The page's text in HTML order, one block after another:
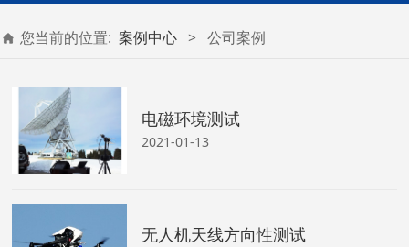
您当前的位置: 案例中心 > 公司案例
电磁环境测试
2021-01-13
无人机天线方向性测试